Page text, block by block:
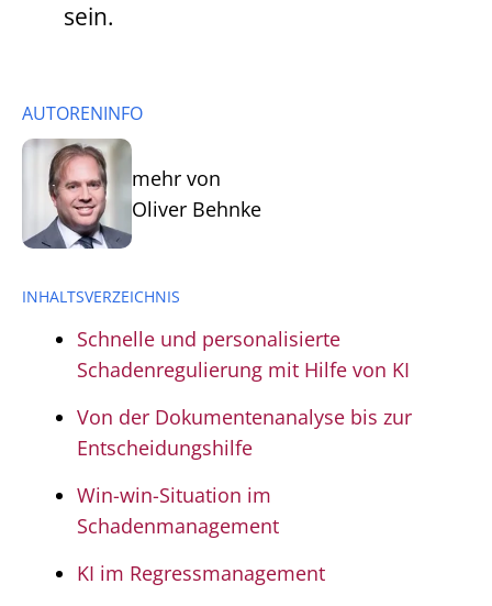
sein.
AUTORENINFO
mehr von
Oliver Behnke
INHALTSVERZEICHNIS
Schnelle und personalisierte
Schadenregulierung mit Hilfe von KI
Von der Dokumentenanalyse bis zur
Entscheidungshilfe
Win-win-Situation im
Schadenmanagement
KI im Regressmanagement